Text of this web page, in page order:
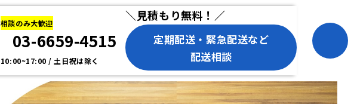
相談のみ大歓迎
03-6659-4515
10:00~17:00 / 土日祝は除く
＼見積もり無料！／
定期配送・緊急配送など
配送相談